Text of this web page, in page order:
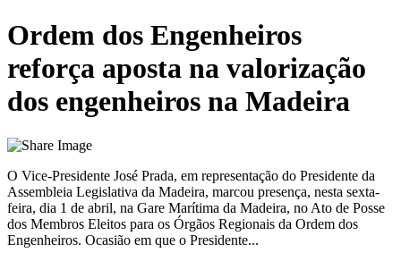
Ordem dos Engenheiros
reforça aposta na valorização
dos engenheiros na Madeira
O Vice-Presidente José Prada, em representação do Presidente da
Assembleia Legislativa da Madeira, marcou presença, nesta sexta-
feira, dia 1 de abril, na Gare Marítima da Madeira, no Ato de Posse
dos Membros Eleitos para os Órgãos Regionais da Ordem dos
Engenheiros. Ocasião em que o Presidente...